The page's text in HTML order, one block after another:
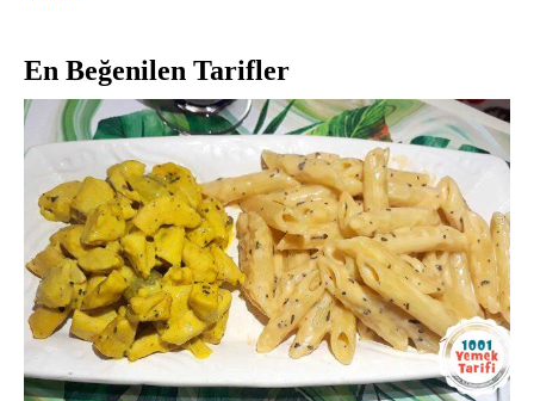
En Beğenilen Tarifler